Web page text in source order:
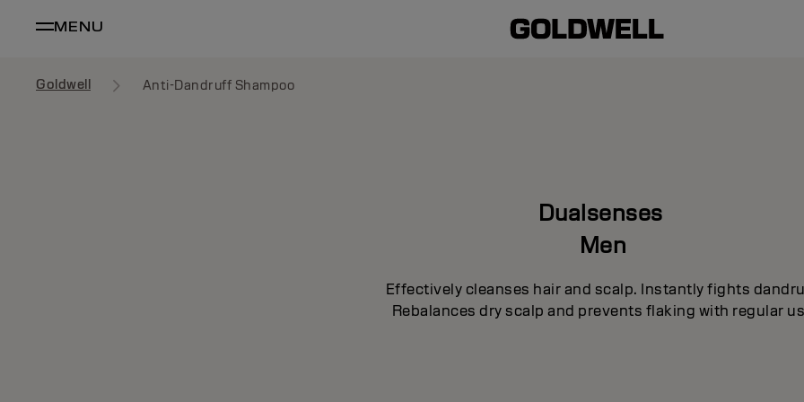
MENU
Goldwell Anti-Dandruff Shampoo
Dualsenses
Men
Effectively cleanses hair and scalp. Instantly fights
Rebalances dry scalp and prevents flaking with regular